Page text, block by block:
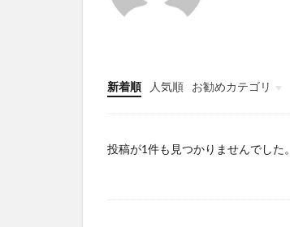
新着順 人気順
お勧めカテゴリ
Infomation
投稿が1件も見つかりませんでした。